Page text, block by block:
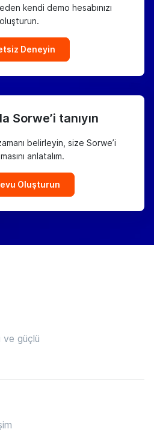
kendi demo hesabınızı
oluşturun.
Deneyin
Sorwe’i tanıyın
belirleyin, size Sorwe’i
anlatalım.
Oluşturun
ve güçlü